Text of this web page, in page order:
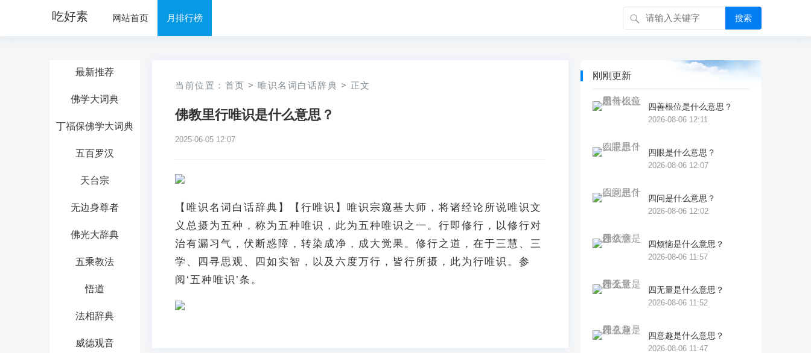
吃好素 网站首页 月排行榜 搜索
最新推荐
佛学大词典
丁福保佛学大词典
五百罗汉
天台宗
无边身尊者
佛光大辞典
五乘教法
悟道
法相辞典
威德观音
当前位置： 首页 > 唯识名词白话辞典 > 正文
佛教里行唯识是什么意思？
2025-06-05 12:07
【唯识名词白话辞典】【行唯识】唯识宗窥基大师，将诸经论所说唯识文
义总摄为五种，称为五种唯识，此为五种唯识之一。行即修行，以修行对
治有漏习气，伏断惑障，转染成净，成大觉果。修行之道，在于三慧、三
学、四寻思观、四如实智，以及六度万行，皆行所摄，此为行唯识。参
阅‘五种唯识’条。
刚刚更新
四善根位是什么意思？
2026-08-06 12:11
四眼是什么意思？
2026-08-06 12:07
四问是什么意思？
2026-08-06 12:02
四烦恼是什么意思？
2026-08-06 11:57
四无量是什么意思？
2026-08-06 11:52
四意趣是什么意思？
2026-08-06 11:47